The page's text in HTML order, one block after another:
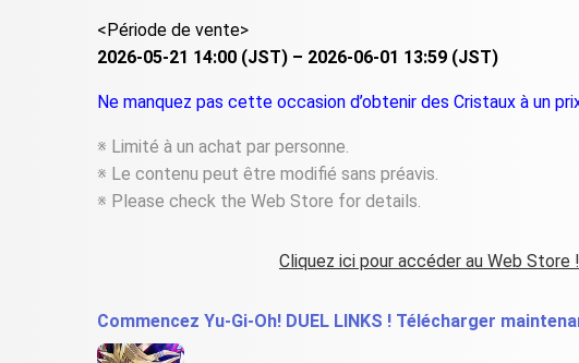
<Période de vente>
2026-05-21 14:00 (JST) – 2026-06-01 13:59 (JST)
Ne manquez pas cette occasion d’obtenir des Cristaux à un
※ Limité à un achat par personne.
※ Le contenu peut être modifié sans préavis.
※ Please check the Web Store for details.
Cliquez ici pour accéder au Web Store !
Commencez Yu-Gi-Oh! DUEL LINKS ! Télécharger